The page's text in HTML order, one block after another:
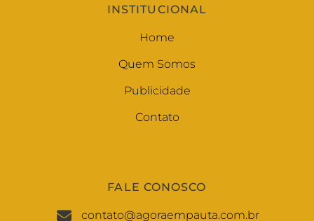
INSTITUCIONAL
Home
Quem Somos
Publicidade
Contato
FALE CONOSCO
contato@agoraempauta.com.br